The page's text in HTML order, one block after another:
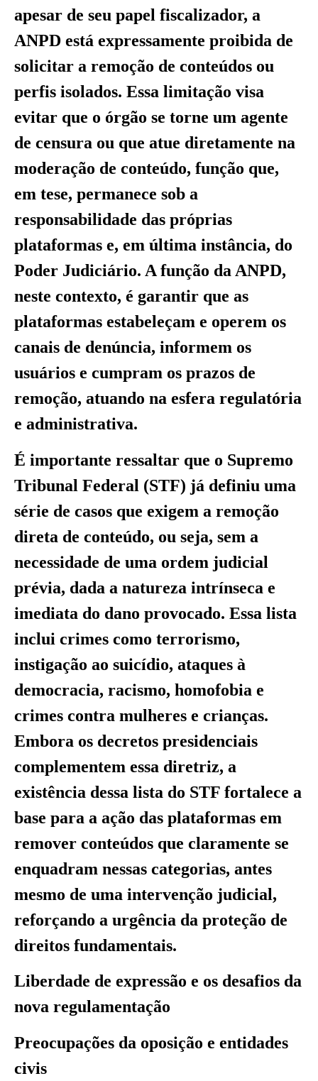
apesar de seu papel fiscalizador, a
ANPD está expressamente proibida de
solicitar a remoção de conteúdos ou
perfis isolados. Essa limitação visa
evitar que o órgão se torne um agente
de censura ou que atue diretamente na
moderação de conteúdo, função que,
em tese, permanece sob a
responsabilidade das próprias
plataformas e, em última instância, do
Poder Judiciário. A função da ANPD,
neste contexto, é garantir que as
plataformas estabeleçam e operem os
canais de denúncia, informem os
usuários e cumpram os prazos de
remoção, atuando na esfera regulatória
e administrativa.
É importante ressaltar que o Supremo
Tribunal Federal (STF) já definiu uma
série de casos que exigem a remoção
direta de conteúdo, ou seja, sem a
necessidade de uma ordem judicial
prévia, dada a natureza intrínseca e
imediata do dano provocado. Essa lista
inclui crimes como terrorismo,
instigação ao suicídio, ataques à
democracia, racismo, homofobia e
crimes contra mulheres e crianças.
Embora os decretos presidenciais
complementem essa diretriz, a
existência dessa lista do STF fortalece a
base para a ação das plataformas em
remover conteúdos que claramente se
enquadram nessas categorias, antes
mesmo de uma intervenção judicial,
reforçando a urgência da proteção de
direitos fundamentais.
Liberdade de expressão e os desafios da
nova regulamentação
Preocupações da oposição e entidades
civis